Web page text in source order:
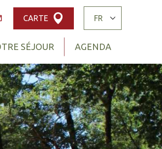
SÉJOUR AGENDA
CARTE